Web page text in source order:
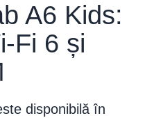
A6 Kids:
Fi 6 și
disponibilă în